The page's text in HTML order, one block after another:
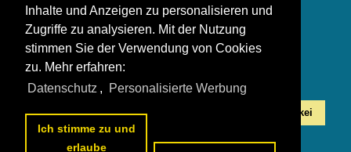
E-Loks
Alle Fotos ausSlowakei Slowakei
Inhalte und Anzeigen zu personalisieren und
Zugriffe zu analysieren. Mit der Nutzung
stimmen Sie der Verwendung von Cookies
zu. Mehr erfahren:
Datenschutz , Personalisierte Werbung
Ich stimme zu und
erlaube